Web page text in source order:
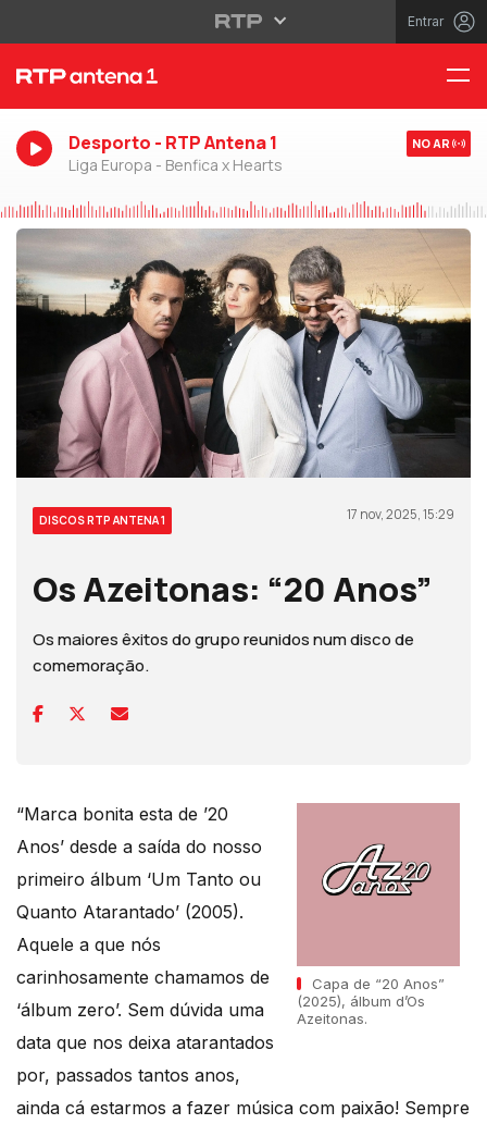
Entrar
Desporto - RTP Antena 1
Liga Europa - Benfica x Hearts
NO AR
DISCOS RTP ANTENA 1 17 nov, 2025, 15:29
Os Azeitonas: “20 Anos”
Os maiores êxitos do grupo reunidos num disco de
comemoração.
Capa de “20 Anos”
(2025), álbum d’Os
Azeitonas.
“Marca bonita esta de ’20
Anos’ desde a saída do nosso
primeiro álbum ‘Um Tanto ou
Quanto Atarantado’ (2005).
Aquele a que nós
carinhosamente chamamos de
‘álbum zero’. Sem dúvida uma
data que nos deixa atarantados
por, passados tantos anos,
ainda cá estarmos a fazer música com paixão! Sempre